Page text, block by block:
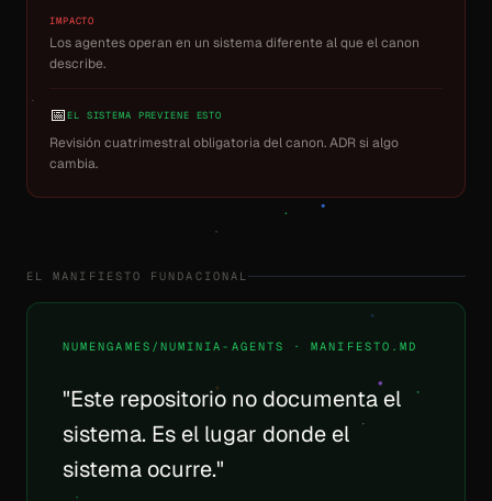
IMPACTO
Los agentes operan en un sistema diferente al que el canon
describe.
📅EL SISTEMA PREVIENE ESTO
Revisión cuatrimestral obligatoria del canon. ADR si algo
cambia.
EL MANIFIESTO FUNDACIONAL
NUMENGAMES/NUMINIA-AGENTS · MANIFESTO.MD
"Este repositorio no documenta el
sistema. Es el lugar donde el
sistema ocurre."